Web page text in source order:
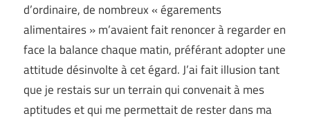
d’ordinaire, de nombreux « égarements
alimentaires » m’avaient fait renoncer à regarder en
face la balance chaque matin, préférant adopter une
attitude désinvolte à cet égard. J’ai fait illusion tant
que je restais sur un terrain qui convenait à mes
aptitudes et qui me permettait de rester dans ma